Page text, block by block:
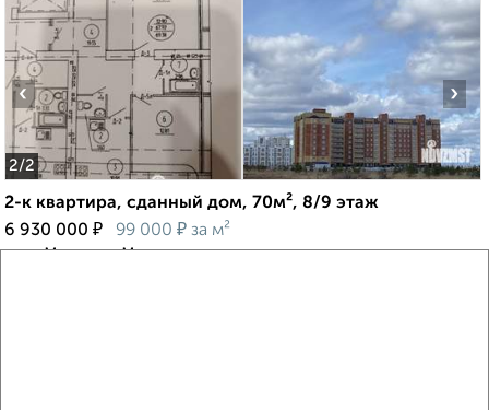
2/2
‹ ›
2-к квартира, сданный дом, 70м², 8/9 этаж
6 930 000 ₽ 99 000 ₽ за м²
мкр. Мышино, Мышино